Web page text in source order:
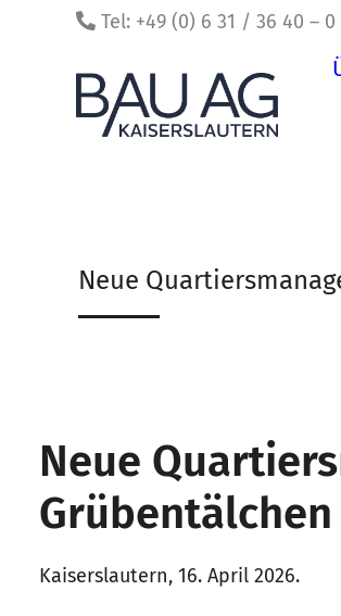
Tel: +49 (0) 6 31 / 36 40
Neue
Neue
Grübentälchen
Kaiserslautern, 16. April 2026.